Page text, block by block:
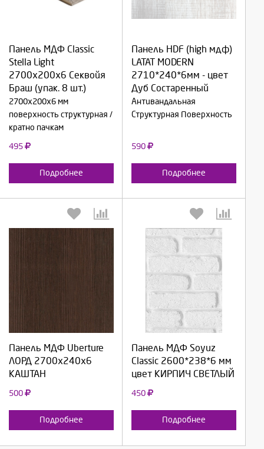
Панель МДФ Classic
Stella Light
2700х200х6 Секвойя
Браш (упак. 8 шт.)
2700х200х6 мм
поверхность структурная /
кратно пачкам
495
Подробнее
Продолжить
Отмена
Панель HDF (high мдф)
LATAT MODERN
2710*240*6мм - цвет
Дуб Состаренный
Антивандальная
Структурная Поверхность
590
Подробнее
Выберите количество:
Продолжить
Отмена
Панель МДФ Uberture
ЛОРД 2700х240х6
КАШТАН
500
Подробнее
Продолжить
Панель МДФ Soyuz
Classic 2600*238*6 мм
цвет КИРПИЧ СВЕТЛЫЙ
450
Подробнее
Выберите количество:
Продолжить
Отмена